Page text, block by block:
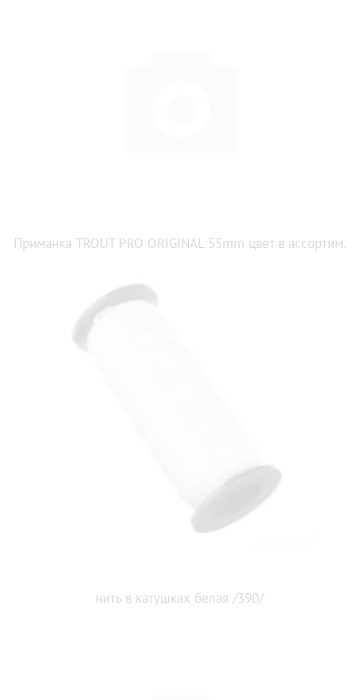
Приманка TROUT PRO ORIGINAL 55mm цвет в ассортим.
нить в катушках белая /390/